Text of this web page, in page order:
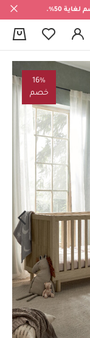
50%.
16%
خصم